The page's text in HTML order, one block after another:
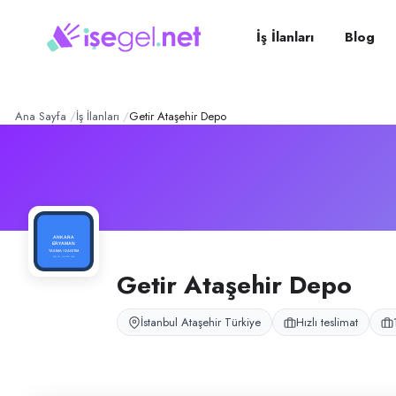
Ataşehir Depo –
Getir Ataşehir Küçükbakkalköy ve Ferhatpaşa depoları, İstanbul
pozisyonlar
Moto Kurye
İş İlanları Blog
Ana Sayfa İş İlanları Getir Ataşehir Depo
Getir Ataşehir Depo
İstanbul Ataşehir Türkiye Hızlı teslimat